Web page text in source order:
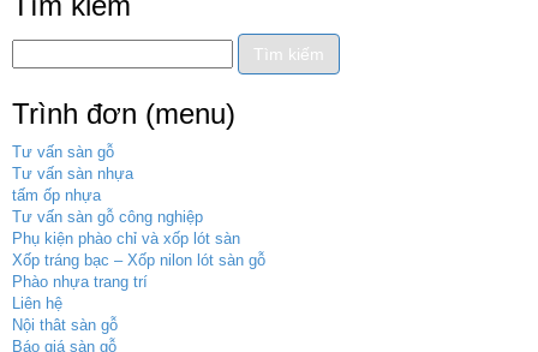
Trình đơn (menu)
Tư vấn sàn gỗ
Tư vấn sàn nhựa
tấm ốp nhựa
Tư vấn sàn gỗ công nghiệp
Phụ kiện phào chỉ và xốp lót sàn
Xốp tráng bạc – Xốp nilon lót sàn gỗ
Phào nhựa trang trí
Liên hệ
Nội thât sàn gỗ
Báo giá sàn gỗ